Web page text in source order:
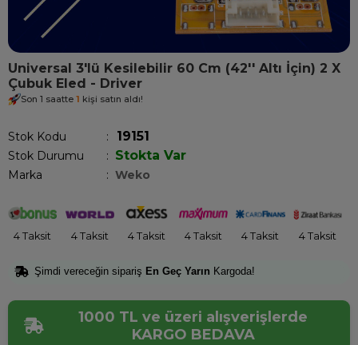
Universal 3'lü Kesilebilir 60 Cm (42'' Altı İçin) 2 X
Çubuk Eled - Driver
Son 1 saatte 1 kişi satın aldı!
Stok Kodu 19151
Stok Durumu : Stokta Var
Marka : Weko
4 Taksit 4 Taksit 4 Taksit 4 Taksit 4 Taksit 4 Taksit
Şimdi vereceğin sipariş En Geç Yarın Kargoda!
1000 TL ve üzeri alışverişlerde
KARGO BEDAVA